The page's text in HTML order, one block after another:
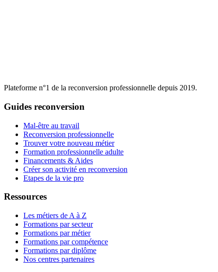
Plateforme n°1 de la reconversion professionnelle depuis 2019.
Guides reconversion
Mal-être au travail
Reconversion professionnelle
Trouver votre nouveau métier
Formation professionnelle adulte
Financements & Aides
Créer son activité en reconversion
Etapes de la vie pro
Ressources
Les métiers de A à Z
Formations par secteur
Formations par métier
Formations par compétence
Formations par diplôme
Nos centres partenaires